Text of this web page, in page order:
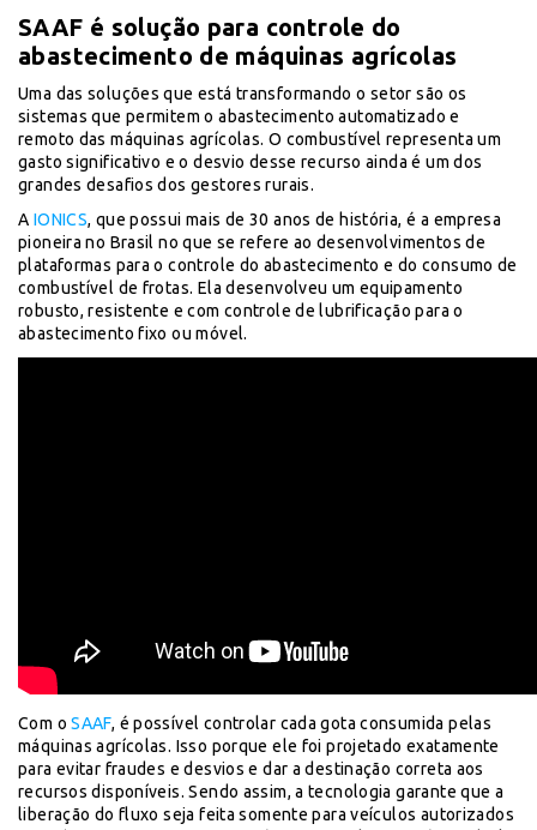
SAAF é solução para controle do
abastecimento de máquinas agrícolas
Uma das soluções que está transformando o setor são os
sistemas que permitem o abastecimento automatizado e
remoto das máquinas agrícolas. O combustível representa um
gasto significativo e o desvio desse recurso ainda é um dos
grandes desafios dos gestores rurais.
A IONICS, que possui mais de 30 anos de história, é a empresa
pioneira no Brasil no que se refere ao desenvolvimentos de
plataformas para o controle do abastecimento e do consumo de
combustível de frotas. Ela desenvolveu um equipamento
robusto, resistente e com controle de lubrificação para o
abastecimento fixo ou móvel.
Com oSAAF, é possível controlar cada gota consumida pelas
máquinas agrícolas. Isso porque ele foi projetado exatamente
para evitar fraudes e desvios e dar a destinação correta aos
recursos disponíveis. Sendo assim, a tecnologia garante que a
liberação do fluxo seja feita somente para veículos autorizados